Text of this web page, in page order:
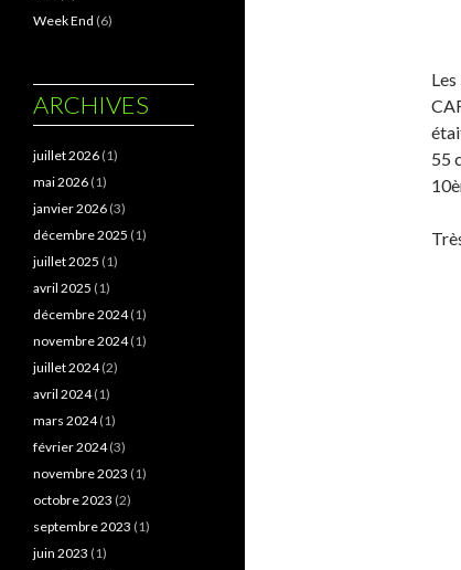
55
Week End (6)
ARCHIVES
juillet 2026 (1)
mai 2026 (1)
janvier 2026 (3)
décembre 2025 (1)
juillet 2025 (1)
avril 2025 (1)
décembre 2024(1)
novembre 2024(1)
juillet 2024(2)
avril 2024(1)
mars 2024(1)
février 2024(3)
novembre 2023 (1)
octobre 2023 (2)
septembre 2023 (1)
juin 2023 (1)